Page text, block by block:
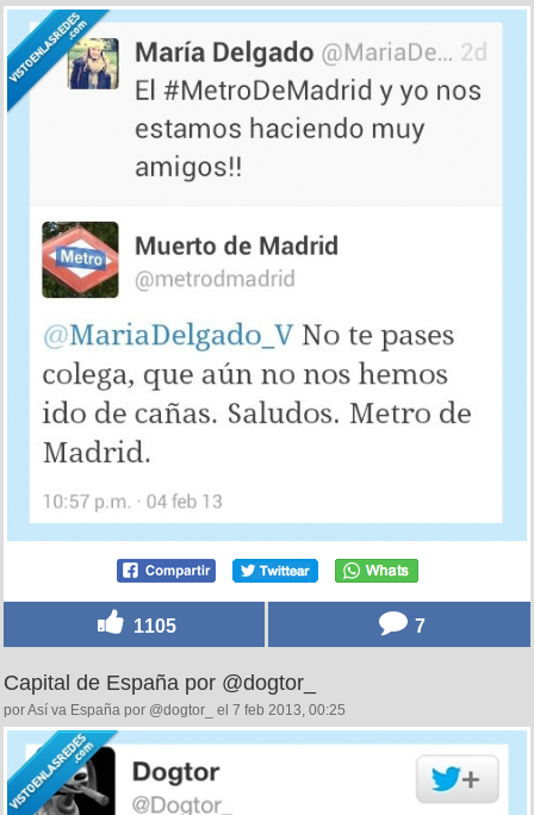
1105 7
Capital de España por @dogtor_
por Así va España por @dogtor_ el 7 feb 2013, 00:25